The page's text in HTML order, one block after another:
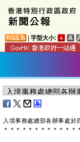
字型大小:
入境事務處總部各辦事處於
＊ ＊ ＊ ＊ ＊ ＊ ＊ ＊ ＊ ＊ ＊ ＊